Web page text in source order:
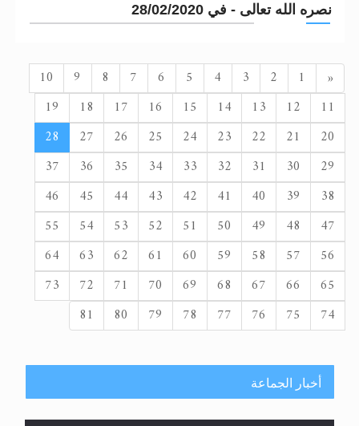
نصره الله تعالى - في 28/02/2020
« السابق1
2
3
4
5
6
7
8
9
10
11
12
13
14
15
16
17
18
19
20
21
22
23
24
25
26
27
28
29
30
31
32
33
34
35
36
37
38
39
40
41
42
43
44
45
46
47
48
49
50
51
52
53
54
55
56
57
58
59
60
61
62
63
64
65
66
67
68
69
70
71
72
73
74
75
76
77
78
79
80
81
أخبار الجماعة